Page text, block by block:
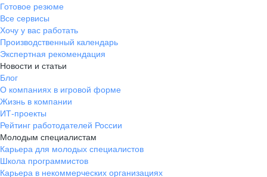
Готовое резюме
Все сервисы
Хочу у вас работать
Производственный календарь
Экспертная рекомендация
Новости и статьи
Блог
О компаниях в игровой форме
Жизнь в компании
ИТ-проекты
Рейтинг работодателей России
Молодым специалистам
Карьера для молодых специалистов
Школа программистов
Карьера в некоммерческих организациях